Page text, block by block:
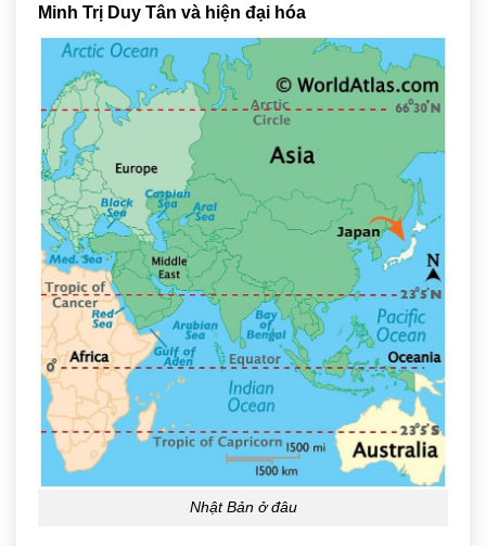
Minh Trị Duy Tân và hiện đại hóa
Nhật Bản ở đâu